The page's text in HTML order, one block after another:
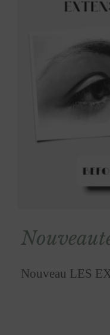
Nouveau LES